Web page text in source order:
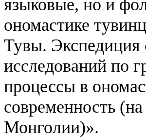
языковые, но и
ономастике
Тувы. Экспедиция
исследований по
процессы в
современность
Монголии)».